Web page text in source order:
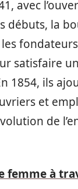
avec
débuts, la
satisfaire
1854, ils
et
de
femme à